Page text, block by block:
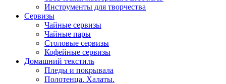
Инструменты для творчества
Cервизы
Чайные сервизы
Чайные пары
Столовые сервизы
Кофейные сервизы
Домашний текстиль
Пледы и покрывала
Полотенца. Халаты.